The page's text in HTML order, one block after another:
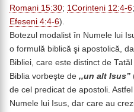
Romani 15:30; 1Corinteni 12:4-6;
Efeseni 4:4-6).
Botezul modalist în Numele lui
o formulă biblică şi apostolică,
Bibliei, care este distinct de
Biblia vorbeşte de ,,un alt Isus”
de cel predicat de apostoli.
Numele lui Isus, dar care au